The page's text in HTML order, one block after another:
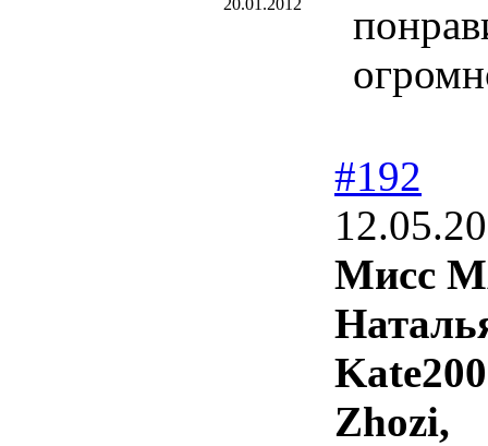
20.01.2012
#192
Мисс
Zhozi,